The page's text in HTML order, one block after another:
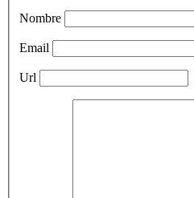
Nombre
Email
Url